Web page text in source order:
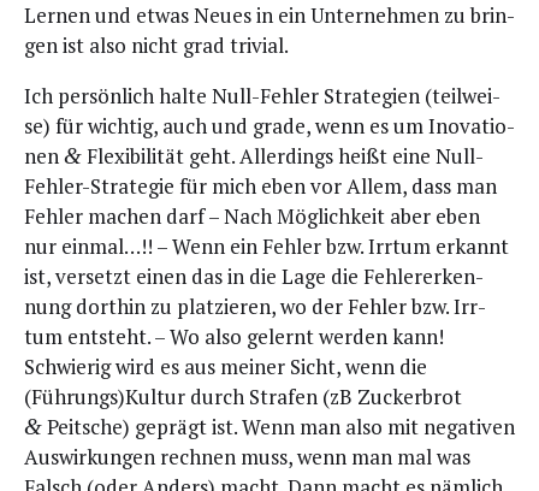
Ler­nen und etwas Neu­es in ein Unter­neh­men zu brin­
gen ist also nicht grad trivial.
Ich per­sön­lich hal­te Null-Feh­ler Stra­te­gien (teil­wei­
se) für wich­tig, auch und gra­de, wenn es um Ino­va­tio­
nen&Fle­xi­bi­li­tät geht. Aller­dings heißt eine Null-
Feh­ler-Stra­te­gie für mich eben vor Allem, dass man
Feh­ler machen darf – Nach Mög­lich­keit aber eben
nur ein­mal…!! – Wenn ein Feh­ler bzw. Irr­tum erkannt
ist, ver­setzt einen das in die Lage die Feh­ler­er­ken­
nung dort­hin zu plat­zie­ren, wo der Feh­ler bzw. Irr­
tum ent­steht. – Wo also gelernt wer­den kann!
Schwie­rig wird es aus mei­ner Sicht, wenn die
(Führungs)Kultur durch Stra­fen (zB Zucker­brot
&Peit­sche) geprägt ist. Wenn man also mit nega­ti­ven
Aus­wir­kun­gen rech­nen muss, wenn man mal was